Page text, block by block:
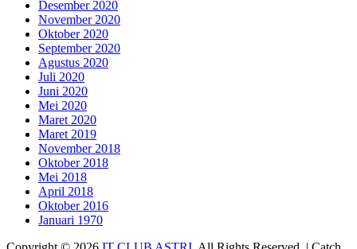
Desember 2020
November 2020
Oktober 2020
September 2020
Agustus 2020
Juli 2020
Juni 2020
Mei 2020
Maret 2020
Maret 2019
November 2018
Oktober 2018
Mei 2018
April 2018
Oktober 2016
Januari 1970